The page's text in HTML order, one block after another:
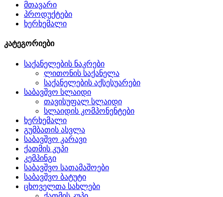
მთავარი
პროდუქტები
ხერხემალი
კატეგორიები
საქანელების ნაკრები
ლითონის საქანელა
საქანელების აქსესუარები
საბავშვო სლაიდი
თავისუფალ სლაიდი
სლაიდის კომპონენტები
ხერხემალი
გუმბათის ასვლა
საბავშვო კარავი
ქათმის კუპი
კემპინგი
საბავშვო სათამაშოები
საბავშვო ბატუტი
ცხოველთა სახლები